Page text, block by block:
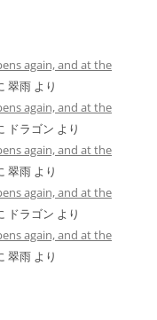
again, and at the
翠雨 より
again, and at the
ドラゴン より
again, and at the
翠雨 より
again, and at the
ドラゴン より
again, and at the
翠雨 より